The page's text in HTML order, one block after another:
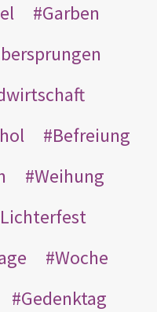
Garben
Befreiung
Weihung
Lichterfest
Woche
Gedenktag